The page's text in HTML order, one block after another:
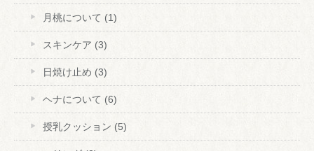
月桃について (1)
スキンケア (3)
日焼け止め (3)
ヘナについて (6)
授乳クッション (5)